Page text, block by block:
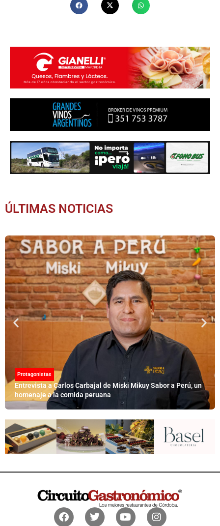
ÚLTIMAS NOTICIAS
Protagonistas
Entrevista a Carlos Carbajal de Miski Mikuy Sabor a Perú, un
homenaje a la comida peruana
FacebookTwitterYoutubeInstagram